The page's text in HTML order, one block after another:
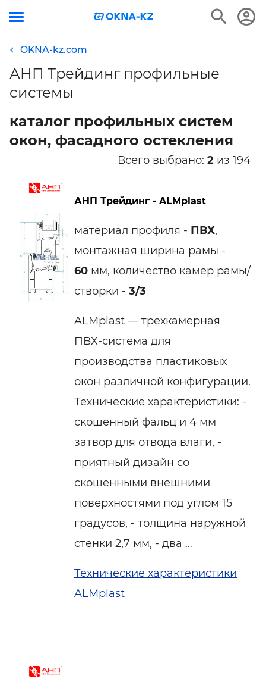
OKNA-kz.com
АНП Трейдинг профильные
системы
каталог профильных систем
окон, фасадного остекления
Всего выбрано: 2 из 194
АНП Трейдинг - ALMplast
материал профиля - ПВХ,
монтажная ширина рамы -
60 мм, количество камер рамы/
створки - 3/3
ALMplast — трехкамерная
ПВХ-система для
производства пластиковых
окон различной конфигурации.
Технические характеристики: -
скошенный фальц и 4 мм
затвор для отвода влаги, -
приятный дизайн со
скошенными внешними
поверхностями под углом 15
градусов, - толщина наружной
стенки 2,7 мм, - два …
Технические характеристики
ALMplast